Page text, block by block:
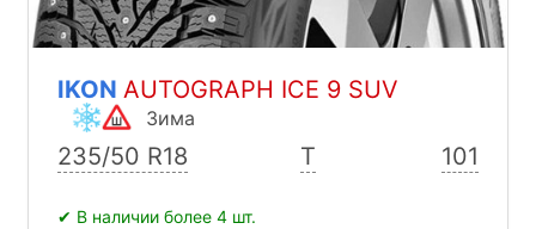
IKON AUTOGRAPH ICE 9 SUV
Зима
235/50 R18 T 101
✔ В наличии более 4 шт.